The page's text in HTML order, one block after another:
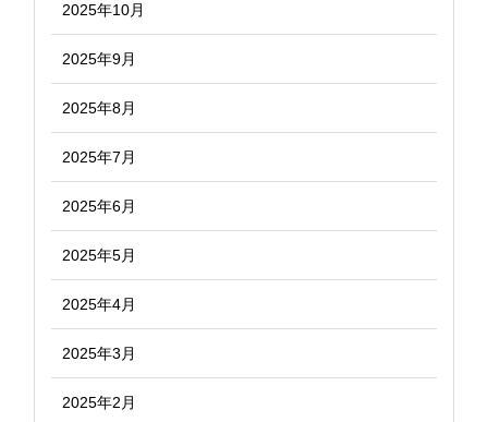
2025年10月
2025年9月
2025年8月
2025年7月
2025年6月
2025年5月
2025年4月
2025年3月
2025年2月